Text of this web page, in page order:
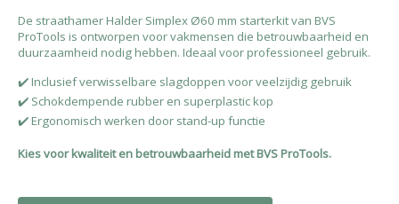
De straathamer Halder Simplex Ø60 mm starterkit van BVS
ProTools is ontworpen voor vakmensen die betrouwbaarheid en
duurzaamheid nodig hebben. Ideaal voor professioneel gebruik.
✔️ Inclusief verwisselbare slagdoppen voor veelzijdig gebruik
✔️ Schokdempende rubber en superplastic kop
✔️ Ergonomisch werken door stand-up functie
Kies voor kwaliteit en betrouwbaarheid met BVS ProTools.